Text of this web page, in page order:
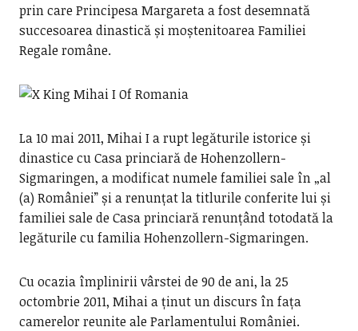
prin care Principesa Margareta a fost desemnată
succesoarea dinastică și moștenitoarea Familiei
Regale române.
La 10 mai 2011, Mihai I a rupt legăturile istorice și
dinastice cu Casa princiară de Hohenzollern-
Sigmaringen, a modificat numele familiei sale în „al
(a) României” și a renunțat la titlurile conferite lui și
familiei sale de Casa princiară renunțând totodată la
legăturile cu familia Hohenzollern-Sigmaringen.
Cu ocazia împlinirii vârstei de 90 de ani, la 25
octombrie 2011, Mihai a ținut un discurs în fața
camerelor reunite ale Parlamentului României.